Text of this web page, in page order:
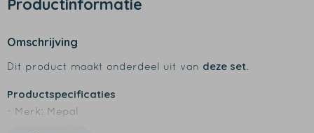
Productinformatie
Omschrijving
Dit product maakt onderdeel uit van deze set.
Productspecificaties
- Merk: Mepal